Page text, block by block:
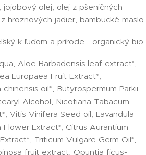
jojobový olej, olej z pšeničných
hroznových jadier, bambucké maslo.
k ľuďom a prírode - organický bio
Aloe Barbadensis leaf extract*,
Europaea Fruit Extract*,
chinensis oil*, Butyrospermum Parkii
Alcohol, Nicotiana Tabacum
Vitis Vinifera Seed oil, Lavandula
Extract*, Citrus Aurantium
Triticum Vulgare Germ Oil*,
fruit extract, Opuntia ficus-